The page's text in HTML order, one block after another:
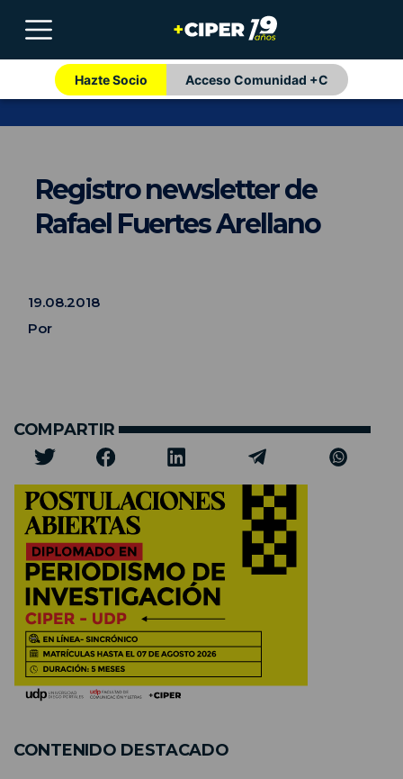
Hazte Socio Acceso Comunidad +C
Registro newsletter de
Rafael Fuertes Arellano
19.08.2018
Por
COMPARTIR
CONTENIDO DESTACADO